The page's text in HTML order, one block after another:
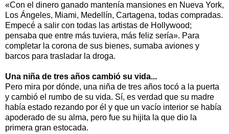
«Con el dinero ganado mantenía mansiones en Nueva York,
Los Ángeles, Miami, Medellín, Cartagena, todas compradas.
Empecé a salir con todas las artistas de Hollywood;
pensaba que entre más tuviera, más feliz sería». Para
completar la corona de sus bienes, sumaba aviones y
barcos para trasladar la droga.
Una niña de tres años cambió su vida...
Pero mira por dónde, una niña de tres años tocó a la puerta
y cambió el rumbo de su vida. Sí, es verdad que su madre
había estado rezando por él y que un vacío interior se había
apoderado de su alma, pero fue su hijita la que dio la
primera gran estocada.